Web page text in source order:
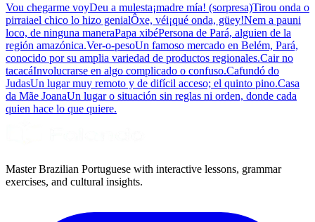
Vou chegarme voyDeu a mulesta¡madre mía! (sorpresa)Tirou onda o
pirraiael chico lo hizo genialÔxe, véi¡qué onda, güey!Nem a pauni
loco, de ninguna maneraPapa xibéPersona de Pará, alguien de la
región amazónica.Ver-o-pesoUn famoso mercado en Belém, Pará,
conocido por su amplia variedad de productos regionales.Cair no
tacacáInvolucrarse en algo complicado o confuso.Cafundó do
JudasUn lugar muy remoto y de difícil acceso; el quinto pino.Casa
da Mãe JoanaUn lugar o situación sin reglas ni orden, donde cada
quien hace lo que quiere.
Master Brazilian Portuguese with interactive lessons, grammar
exercises, and cultural insights.